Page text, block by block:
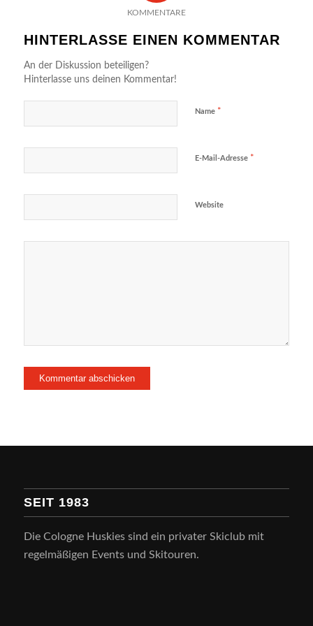
KOMMENTARE
HINTERLASSE EINEN KOMMENTAR
An der Diskussion beteiligen?
Hinterlasse uns deinen Kommentar!
Name *
E-Mail-Adresse *
Website
SEIT 1983
Die Cologne Huskies sind ein privater Skiclub mit
regelmäßigen Events und Skitouren.